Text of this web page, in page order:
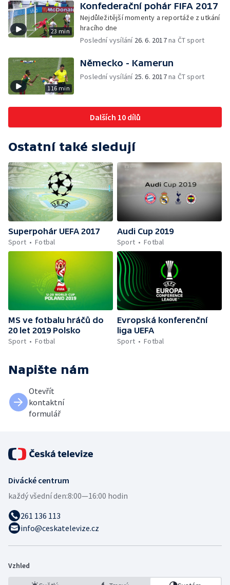
23 min
Konfederační pohár FIFA 2017
Nejdůležitější momenty a reportáže z utkání
hracího dne
Poslední vysílání 26. 6. 2017na ČT sport
116 min
Německo - Kamerun
Poslední vysílání 25. 6. 2017na ČT sport
Dalších 10 dílů
Ostatní také sledují
Superpohár UEFA 2017
Sport
Fotbal
Audi Cup 2019
Sport
Fotbal
MS ve fotbalu hráčů do
20 let 2019 Polsko
Sport
Fotbal
Evropská konferenční
liga UEFA
Sport
Fotbal
Napište nám
Otevřít
kontaktní
formulář
Divácké centrum
každý všední den:8:00—16:00 hodin
261 136 113
info@ceskatelevize.cz
Vzhled